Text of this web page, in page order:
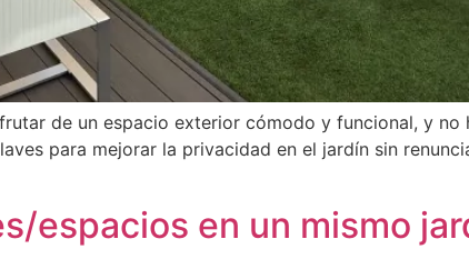
de un espacio exterior cómodo y funcional, y no
para mejorar la privacidad en el jardín sin
espacios en un mismo